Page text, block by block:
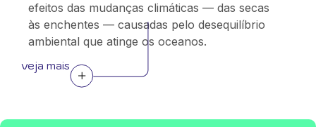
efeitos das mudanças climáticas — das secas
às enchentes — causadas pelo desequilíbrio
ambiental que atinge os oceanos.
veja mais